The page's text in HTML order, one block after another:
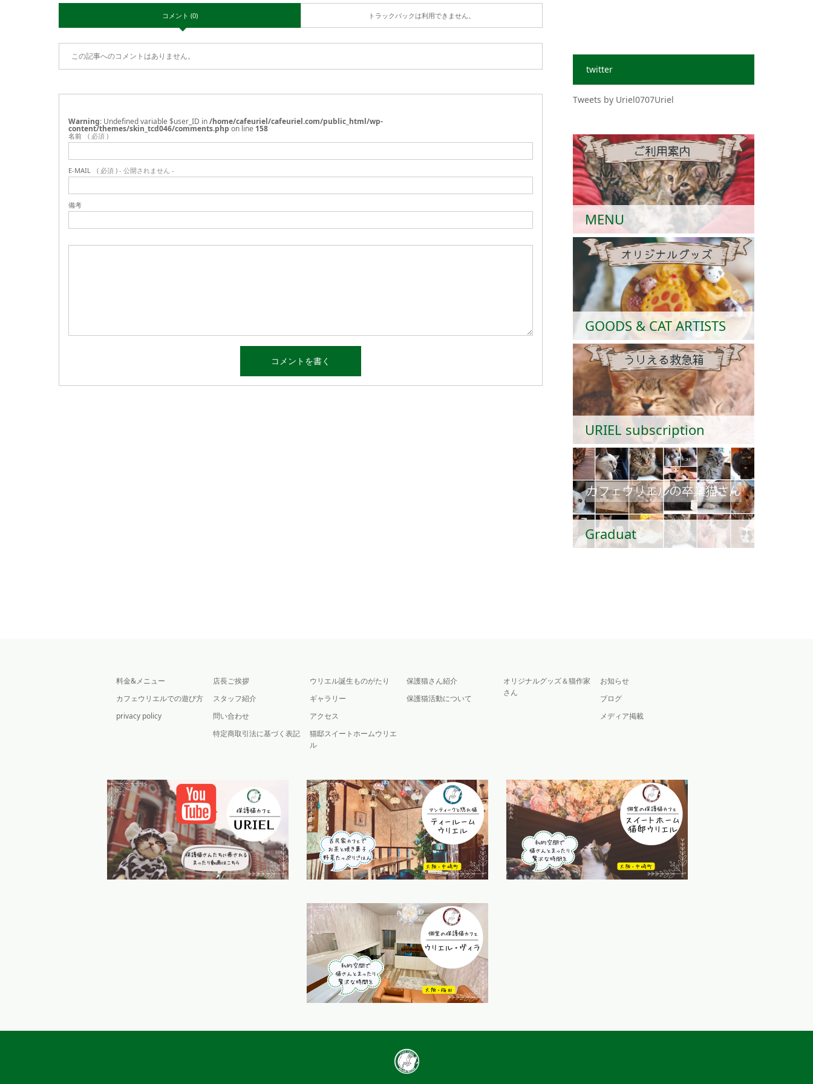
コメント (0) トラックバックは利用できません。
この記事へのコメントはありません。
Warning : Undefined variable $user_ID in/home/cafeuriel/cafeuriel.com/public_html/wp-
content/themes/skin_tcd046/comments.php on line 158
名前 ( 必須 )
E-MAIL ( 必須 ) - 公開されません -
備考
twitter
Tweets by Uriel0707Uriel
MENU
GOODS & CAT ARTISTS
URIEL subscription
Graduat
料金&メニュー
カフェウリエルでの遊び方
privacy policy
店長ご挨拶
スタッフ紹介
問い合わせ
特定商取引法に基づく表記
ウリエル誕生ものがたり
ギャラリー
アクセス
猫邸スイートホームウリエ
ル
保護猫さん紹介
保護猫活動について
オリジナルグッズ＆猫作家
さん
お知らせ
ブログ
メディア掲載